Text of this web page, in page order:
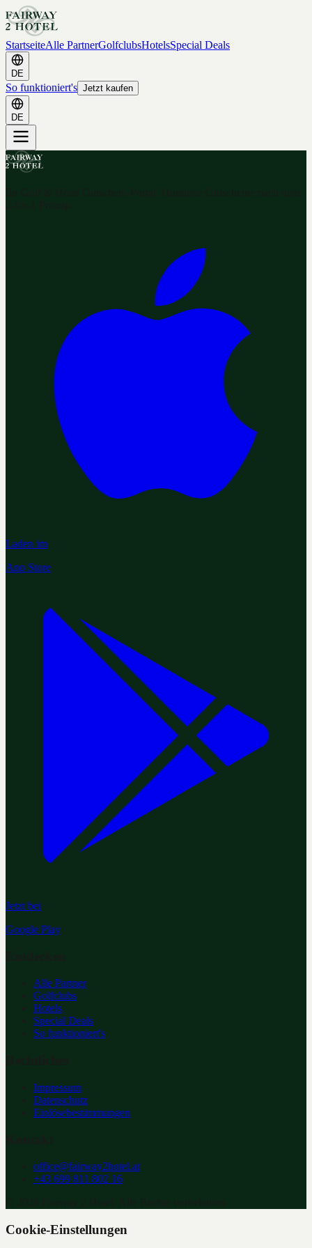
StartseiteAlle PartnerGolfclubsHotelsSpecial Deals
DE
So funktioniert's Jetzt kaufen
DE
Laden im
App Store
Jetzt bei
Google Play
Alle Partner
Golfclubs
Hotels
Special Deals
So funktioniert's
Impressum
Datenschutz
Einlösebestimmungen
office@fairway2hotel.at
+43 699 811 802 16
Cookie-Einstellungen